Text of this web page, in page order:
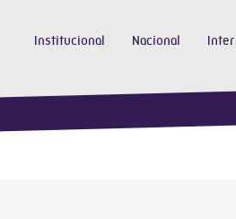
Institucional Nacional